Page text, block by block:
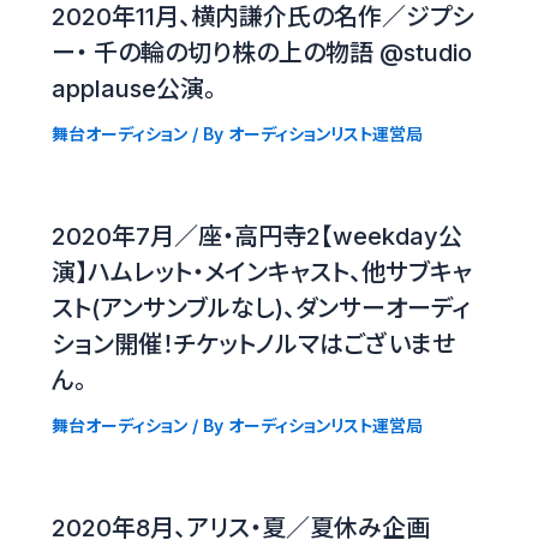
2020年11月、横内謙介氏の名作／ジプシ
ー・ 千の輪の切り株の上の物語 @studio
applause公演。
舞台オーディション/ By オーディションリスト運営局
2020年7月／座・高円寺2【weekday公
演】ハムレット・メインキャスト、他サブキャ
スト(アンサンブルなし)、ダンサーオーディ
ション開催！チケットノルマはございませ
ん。
舞台オーディション/ By オーディションリスト運営局
2020年8月、アリス・夏／夏休み企画